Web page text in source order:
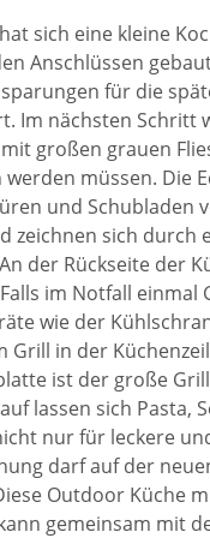
sich eine kleine
Anschlüssen
für die
Im nächsten
großen grauen
müssen. Die
und Schubladen
zeichnen sich durch
der Rückseite der
im Notfall einmal
wie der
Grill in der
ist der große
lassen sich Pasta,
nur für leckere
darf auf der
Outdoor Küche
gemeinsam mit